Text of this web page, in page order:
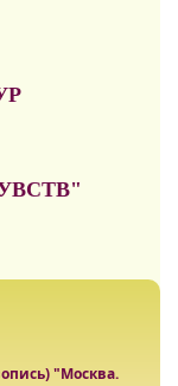
"Москва.